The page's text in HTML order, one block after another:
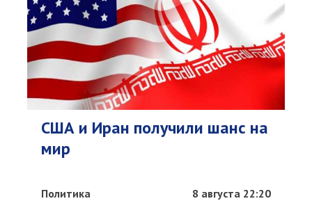
США и Иран получили шанс на
мир
Политика 8 августа 22:20